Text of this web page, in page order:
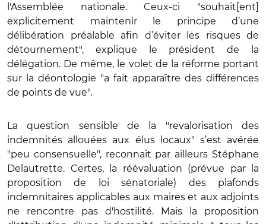
l'Assemblée nationale. Ceux-ci "souhait[ent]
explicitement maintenir le principe d’une
délibération préalable afin d’éviter les risques de
détournement", explique le président de la
délégation. De même, le volet de la réforme portant
sur la déontologie "a fait apparaître des différences
de points de vue".
La question sensible de la "revalorisation des
indemnités allouées aux élus locaux" s’est avérée
"peu consensuelle", reconnaît par ailleurs Stéphane
Delautrette. Certes, la réévaluation (prévue par la
proposition de loi sénatoriale) des plafonds
indemnitaires applicables aux maires et aux adjoints
ne rencontre pas d'hostilité. Mais la proposition